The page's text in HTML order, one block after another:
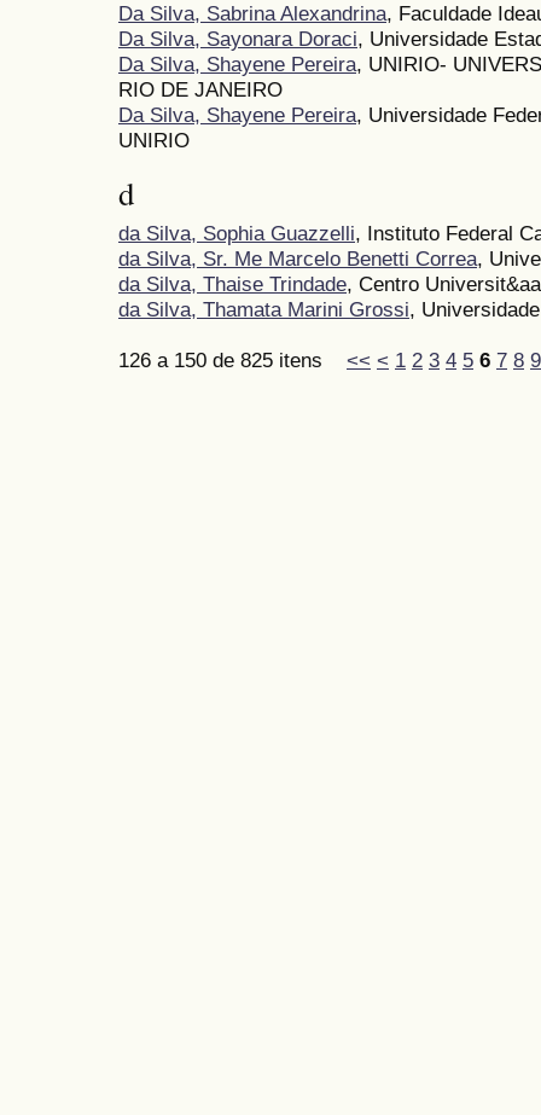
Da Silva, Sabrina Alexandrina, Faculdade
Da Silva, Sayonara Doraci, Universidade
Da Silva, Shayene Pereira, UNIRIO-
RIO DE JANEIRO
Da Silva, Shayene Pereira, Universidade
UNIRIO
d
da Silva, Sophia Guazzelli, Instituto Federal
da Silva, Sr. Me Marcelo Benetti Correa,
da Silva, Thaise Trindade, Centro
da Silva, Thamata Marini Grossi,
126 a 150 de 825 itens << < 1 2 3 4 5 6 7 8 9